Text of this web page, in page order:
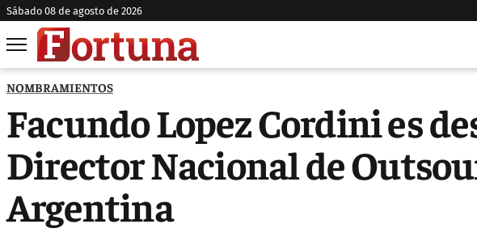
sábado 08 de agosto de 2026
NOMBRAMIENTOS
Facundo Lopez Cordini es
Director Nacional de
Argentina